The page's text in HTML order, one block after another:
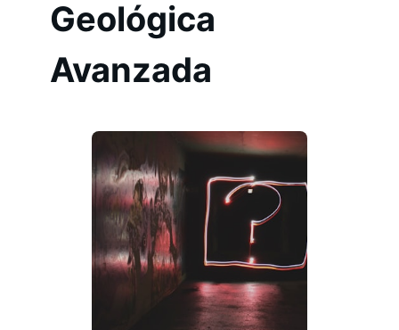
Geológica
Avanzada